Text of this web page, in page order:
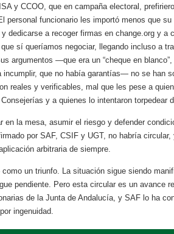
y CCOO, que en campaña electoral,
personal funcionario les importó menos que
dedicarse a recoger firmas en change.org y a
sí queríamos negociar, llegando incluso a
argumentos —que era un “cheque en
incumplir, que no había garantías— no se han
reales y verificables, mal que les pese a
y a quienes lo intentaron torpedear
en la mesa, asumir el riesgo y defender
por SAF, CSIF y UGT, no habría
arbitraria de siempre.
como un triunfo. La situación sigue siendo
pendiente. Pero esta circular es un avance
de la Junta de Andalucía, y SAF lo ha
ingenuidad.